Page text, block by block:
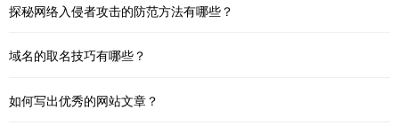
探秘网络入侵者攻击的防范方法有哪些？
域名的取名技巧有哪些？
如何写出优秀的网站文章？